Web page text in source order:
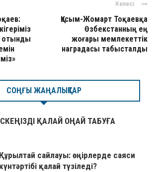
отынды
Келесі
Қасым-Жомарт Тоқаевқа
Өзбекстанның ең
жоғары мемлекеттік
наградасы табысталды
СОҢҒЫ ЖАҢАЛЫҚТАР
ҚАЛАЙ ОҢАЙ ТАБУҒА
Құрылтай сайлауы: өңірлерде саяси
күнтәртібі қалай түзіледі?